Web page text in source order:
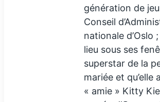
génération de
Conseil
nationale
lieu sous ses
superstar de la
mariée et
« amie » Kitty